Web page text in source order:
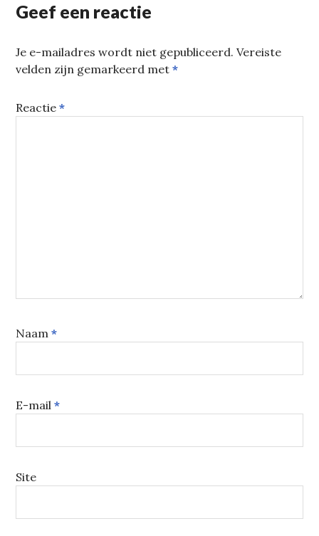
Geef een reactie
Je e-mailadres wordt niet gepubliceerd. Vereiste
velden zijn gemarkeerd met*
Reactie*
Naam*
E-mail*
Site